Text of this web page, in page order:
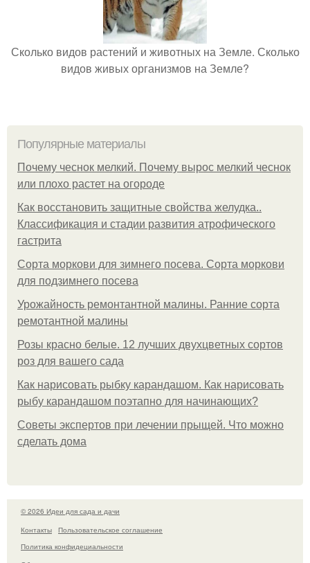
Сколько видов растений и животных на Земле. Сколько
видов живых организмов на Земле?
Популярные материалы
Почему чеснок мелкий. Почему вырос мелкий чеснок
или плохо растет на огороде
Как восстановить защитные свойства желудка..
Классификация и стадии развития атрофического
гастрита
Сорта моркови для зимнего посева. Сорта моркови
для подзимнего посева
Урожайность ремонтантной малины. Ранние сорта
ремотантной малины
Розы красно белые. 12 лучших двухцветных сортов
роз для вашего сада
Как нарисовать рыбку карандашом. Как нарисовать
рыбу карандашом поэтапно для начинающих?
Советы экспертов при лечении прыщей. Что можно
сделать дома
© 2026 Идеи для сада и дачи
Контакты
Пользовательское соглашение
Политика конфидециальности